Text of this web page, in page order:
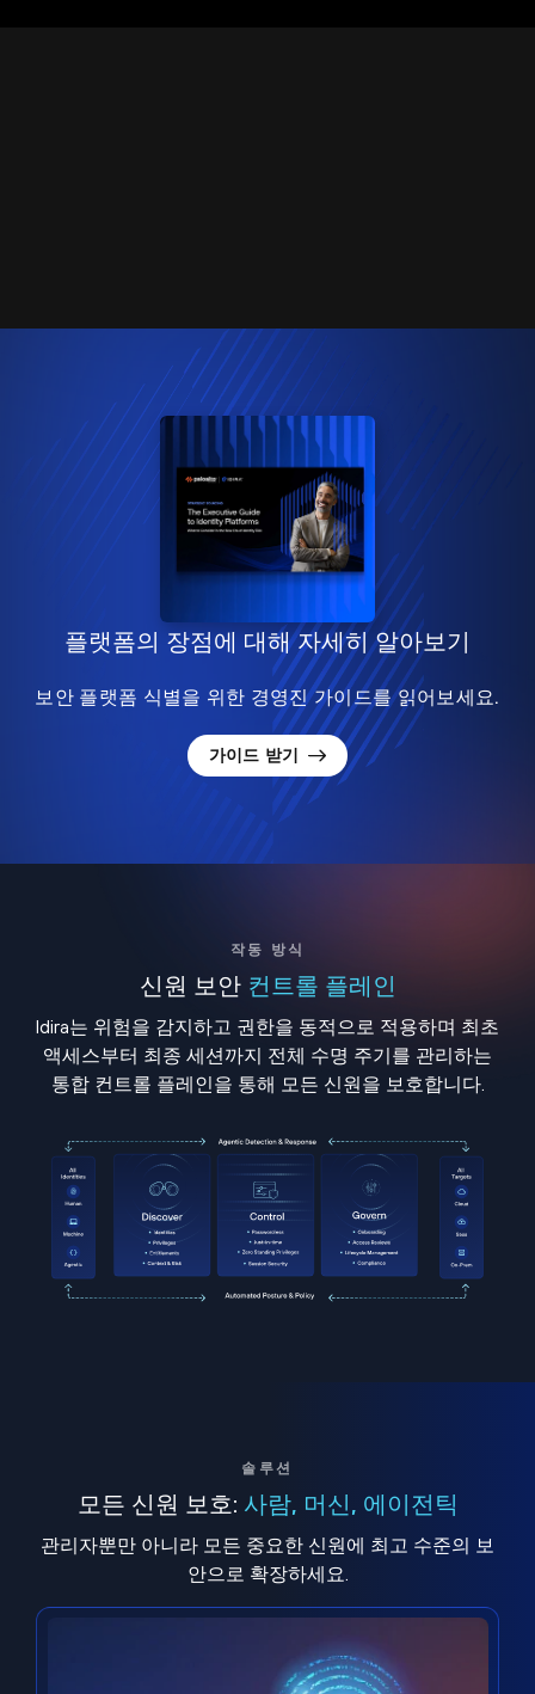
플랫폼의 장점에 대해 자세히 알아보기
보안 플랫폼 식별을 위한 경영진 가이드를 읽어보세요.
가이드 받기
작동 방식
신원 보안 컨트롤 플레인
Idira는 위험을 감지하고 권한을 동적으로 적용하며 최초
액세스부터 최종 세션까지 전체 수명 주기를 관리하는
통합 컨트롤 플레인을 통해 모든 신원을 보호합니다.
솔루션
모든 신원 보호: 사람, 머신, 에이전틱
관리자뿐만 아니라 모든 중요한 신원에 최고 수준의 보
안으로 확장하세요.